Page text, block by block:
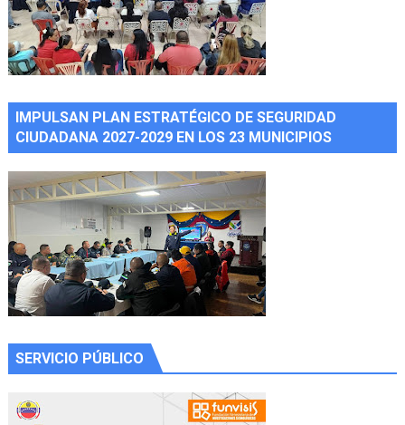
IMPULSAN PLAN ESTRATÉGICO DE SEGURIDAD
CIUDADANA 2027-2029 EN LOS 23 MUNICIPIOS
SERVICIO PÚBLICO